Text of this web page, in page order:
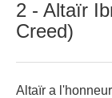
2 - Altaïr
Creed)
Altaïr a